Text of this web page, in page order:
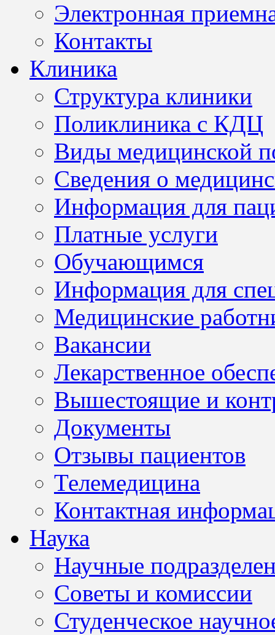
Электронная
Контакты
Клиника
Структура клиники
Поликлиника с КДЦ
Виды медицинской
Сведения о
Информация для
Платные услуги
Обучающимся
Информация для
Медицинские
Вакансии
Лекарственное
Вышестоящие и
Документы
Отзывы пациентов
Телемедицина
Контактная
Наука
Научные
Советы и комиссии
Студенческое